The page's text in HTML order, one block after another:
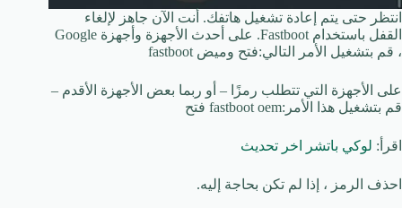
انتظر حتى يتم إعادة تشغيل هاتفك. أنت الآن جاهز لإلغاء
القفل باستخدام Fastboot. على أحدث الأجهزة وأجهزة Google
، قم بتشغيل الأمر التالي:فتح وميض fastboot
على الأجهزة التي تتطلب رمزًا – أو ربما بعض الأجهزة الأقدم –
قم بتشغيل هذا الأمر:fastboot oem فتح
اقرأ: لوكي باتشر اخر تحديث
احذف الرمز ، إذا لم تكن بحاجة إليه.